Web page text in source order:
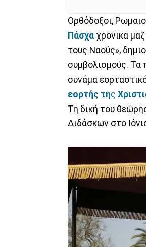
Ορθόδοξοι,
Πάσχα χρονικά
τους Ναούς»,
συμβολισμούς. Τα
συνάμα
εορτής της
Τη δική του
Διδάσκων στο